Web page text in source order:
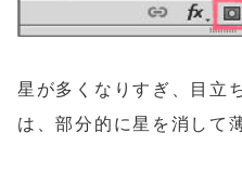
星が多くなりすぎ、目立
は、部分的に星を消して